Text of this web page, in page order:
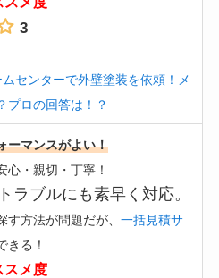
3
ムセンターで外壁塗装を依頼！メ
プロの回答は！？
ーマンスがよい！
心・親切・丁寧！
ラブルにも素早く対応。
す方法が問題だが、 一括見積サ
きる！
スメ度